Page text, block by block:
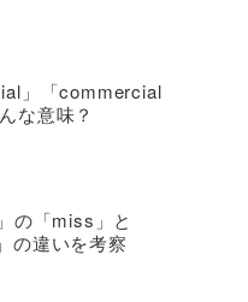
」「commercial
な意味？
の「miss」と
の違いを考察